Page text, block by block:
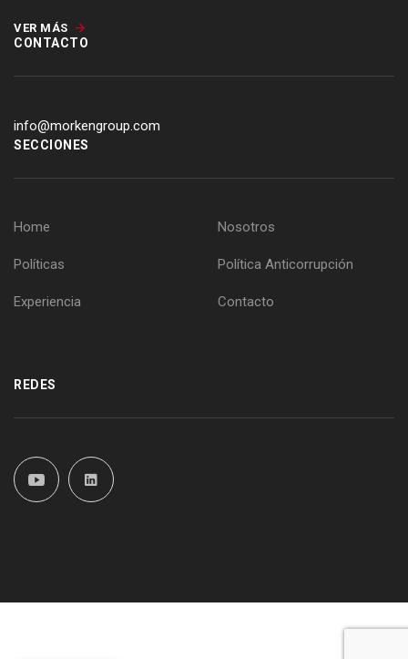
VER MÁS
CONTACTO
info@morkengroup.com
SECCIONES
Home Nosotros
Políticas Política Anticorrupción
Experiencia Contacto
REDES